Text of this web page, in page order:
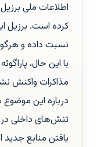
اطلاعات ملی
کرده است. برزیل
نسبت داده و
با این حال،
مذاکرات واکنش
درباره این
تنش‌های داخلی در
یافتن منابع